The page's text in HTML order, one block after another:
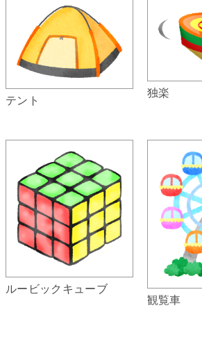
テント 独楽
ルービックキューブ
観覧車